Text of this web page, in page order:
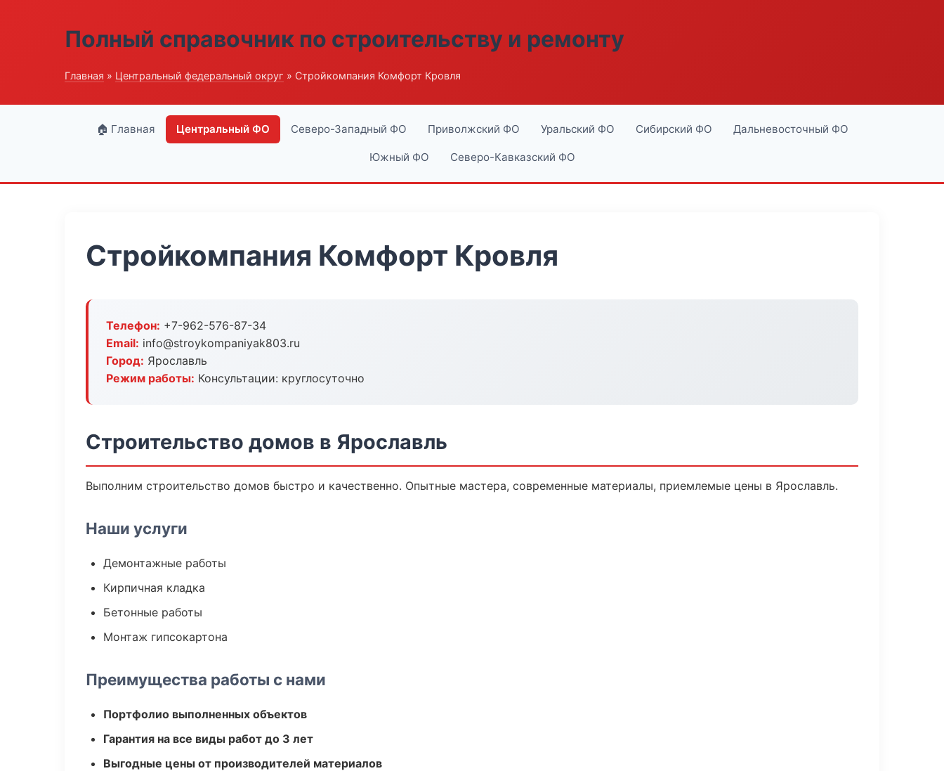
Полный справочник по строительству и ремонту
Главная » Центральный федеральный округ » Стройкомпания Комфорт Кровля
🏠 Главная Центральный ФО Северо-Западный ФО Приволжский ФО Уральский ФО Сибирский ФО Дальневосточный ФО
Южный ФО Северо-Кавказский ФО
Стройкомпания Комфорт Кровля
Телефон: +7-962-576-87-34
Email: info@stroykompaniyak803.ru
Город: Ярославль
Режим работы: Консультации: круглосуточно
Строительство домов в Ярославль
Выполним строительство домов быстро и качественно. Опытные мастера, современные материалы, приемлемые цены в Ярославль.
Наши услуги
Демонтажные работы
Кирпичная кладка
Бетонные работы
Монтаж гипсокартона
Преимущества работы с нами
Портфолио выполненных объектов
Гарантия на все виды работ до 3 лет
Выгодные цены от производителей материалов